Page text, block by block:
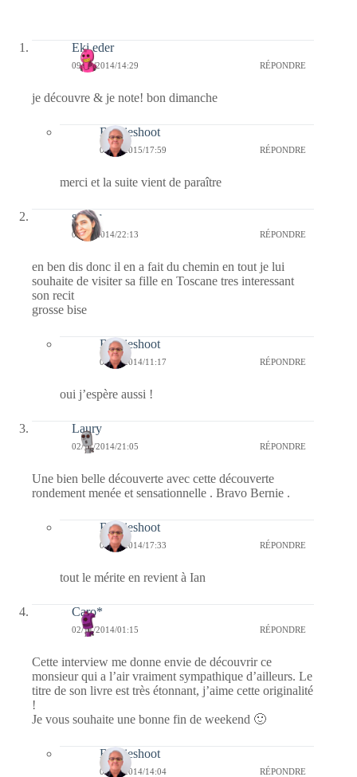
Eki eder
09/11/2014/14:29 RÉPONDRE
je découvre & je note! bon dimanche
Bernieshoot
03/02/2015/17:59 RÉPONDRE
merci et la suite vient de paraître
samar
04/11/2014/22:13 RÉPONDRE
en ben dis donc il en a fait du chemin en tout je lui
souhaite de visiter sa fille en Toscane tres interessant
son recit
grosse bise
Bernieshoot
09/11/2014/11:17 RÉPONDRE
oui j’espère aussi !
Laury
02/11/2014/21:05 RÉPONDRE
Une bien belle découverte avec cette découverte
rondement menée et sensationnelle . Bravo Bernie .
Bernieshoot
04/11/2014/17:33 RÉPONDRE
tout le mérite en revient à Ian
Caro*
02/11/2014/01:15 RÉPONDRE
Cette interview me donne envie de découvrir ce
monsieur qui a l’air vraiment sympathique d’ailleurs. Le
titre de son livre est très étonnant, j’aime cette originalité
!
Je vous souhaite une bonne fin de weekend 🙂
Bernieshoot
02/11/2014/14:04 RÉPONDRE